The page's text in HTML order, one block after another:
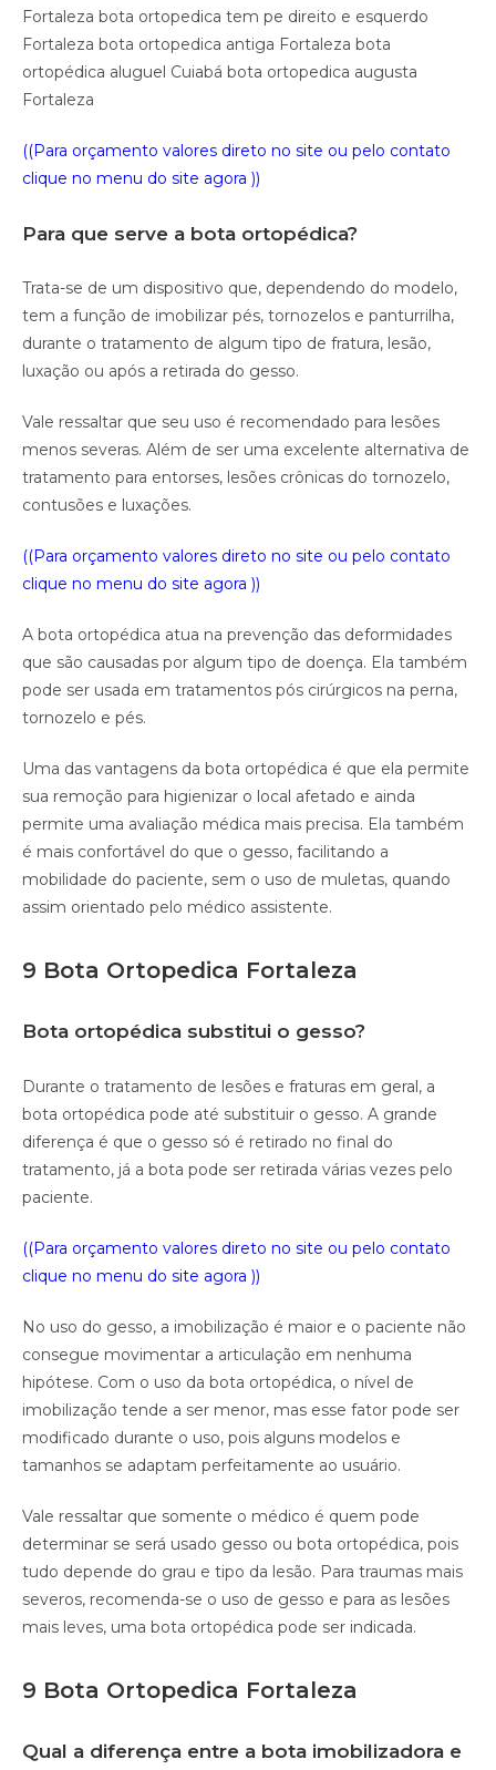
Fortaleza bota ortopedica tem pe direito e esquerdo
Fortaleza bota ortopedica antiga Fortaleza bota
ortopédica aluguel Cuiabá bota ortopedica augusta
Fortaleza
((Para orçamento valores direto no site ou pelo contato
clique no menu do site agora ))
Para que serve a bota ortopédica?
Trata-se de um dispositivo que, dependendo do modelo,
tem a função de imobilizar pés, tornozelos e panturrilha,
durante o tratamento de algum tipo de fratura, lesão,
luxação ou após a retirada do gesso.
Vale ressaltar que seu uso é recomendado para lesões
menos severas. Além de ser uma excelente alternativa de
tratamento para entorses, lesões crônicas do tornozelo,
contusões e luxações.
((Para orçamento valores direto no site ou pelo contato
clique no menu do site agora ))
A bota ortopédica atua na prevenção das deformidades
que são causadas por algum tipo de doença. Ela também
pode ser usada em tratamentos pós cirúrgicos na perna,
tornozelo e pés.
Uma das vantagens da bota ortopédica é que ela permite
sua remoção para higienizar o local afetado e ainda
permite uma avaliação médica mais precisa. Ela também
é mais confortável do que o gesso, facilitando a
mobilidade do paciente, sem o uso de muletas, quando
assim orientado pelo médico assistente.
9 Bota Ortopedica Fortaleza
Bota ortopédica substitui o gesso?
Durante o tratamento de lesões e fraturas em geral, a
bota ortopédica pode até substituir o gesso. A grande
diferença é que o gesso só é retirado no final do
tratamento, já a bota pode ser retirada várias vezes pelo
paciente.
((Para orçamento valores direto no site ou pelo contato
clique no menu do site agora ))
No uso do gesso, a imobilização é maior e o paciente não
consegue movimentar a articulação em nenhuma
hipótese. Com o uso da bota ortopédica, o nível de
imobilização tende a ser menor, mas esse fator pode ser
modificado durante o uso, pois alguns modelos e
tamanhos se adaptam perfeitamente ao usuário.
Vale ressaltar que somente o médico é quem pode
determinar se será usado gesso ou bota ortopédica, pois
tudo depende do grau e tipo da lesão. Para traumas mais
severos, recomenda-se o uso de gesso e para as lesões
mais leves, uma bota ortopédica pode ser indicada.
9 Bota Ortopedica Fortaleza
Qual a diferença entre a bota imobilizadora e